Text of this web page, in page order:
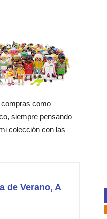
compras como
siempre pensando
colección con las
de Verano, A